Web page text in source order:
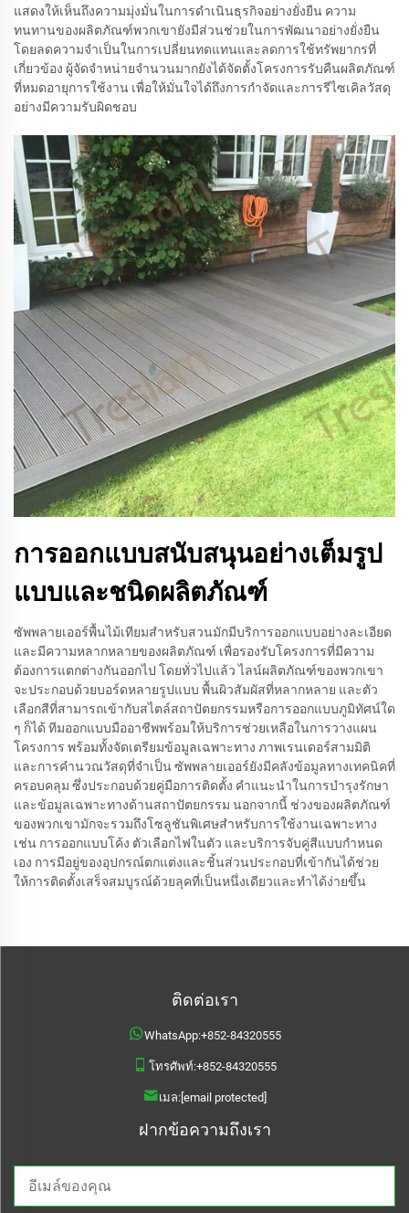
แสดงให้เห็นถึงความมุ่งมั่นในการดำเนินธุรกิจอย่างยั่งยืน ความ
ทนทานของผลิตภัณฑ์พวกเขายังมีส่วนช่วยในการพัฒนาอย่างยั่งยืน
โดยลดความจำเป็นในการเปลี่ยนทดแทนและลดการใช้ทรัพยากรที่
เกี่ยวข้อง ผู้จัดจำหน่ายจำนวนมากยังได้จัดตั้งโครงการรับคืนผลิตภัณฑ์
ที่หมดอายุการใช้งาน เพื่อให้มั่นใจได้ถึงการกำจัดและการรีไซเคิลวัสดุ
อย่างมีความรับผิดชอบ
การออกแบบสนับสนุนอย่างเต็มรูป
แบบและชนิดผลิตภัณฑ์
ซัพพลายเออร์พื้นไม้เทียมสำหรับสวนมักมีบริการออกแบบอย่างละเอียด
และมีความหลากหลายของผลิตภัณฑ์ เพื่อรองรับโครงการที่มีความ
ต้องการแตกต่างกันออกไป โดยทั่วไปแล้ว ไลน์ผลิตภัณฑ์ของพวกเขา
จะประกอบด้วยบอร์ดหลายรูปแบบ พื้นผิวสัมผัสที่หลากหลาย และตัว
เลือกสีที่สามารถเข้ากับสไตล์สถาปัตยกรรมหรือการออกแบบภูมิทัศน์ใด
ๆ ก็ได้ ทีมออกแบบมืออาชีพพร้อมให้บริการช่วยเหลือในการวางแผน
โครงการ พร้อมทั้งจัดเตรียมข้อมูลเฉพาะทาง ภาพเรนเดอร์สามมิติ
และการคำนวณวัสดุที่จำเป็น ซัพพลายเออร์ยังมีคลังข้อมูลทางเทคนิคที่
ครอบคลุม ซึ่งประกอบด้วยคู่มือการติดตั้ง คำแนะนำในการบำรุงรักษา
และข้อมูลเฉพาะทางด้านสถาปัตยกรรม นอกจากนี้ ช่วงของผลิตภัณฑ์
ของพวกเขามักจะรวมถึงโซลูชันพิเศษสำหรับการใช้งานเฉพาะทาง
เช่น การออกแบบโค้ง ตัวเลือกไฟในตัว และบริการจับคู่สีแบบกำหนด
เอง การมีอยู่ของอุปกรณ์ตกแต่งและชิ้นส่วนประกอบที่เข้ากันได้ช่วย
ให้การติดตั้งเสร็จสมบูรณ์ด้วยลุคที่เป็นหนึ่งเดียวและทำได้ง่ายขึ้น
ติดต่อเรา
WhatsApp:+852-84320555
โทรศัพท์:+852-84320555
เมล:[email protected]
ฝากข้อความถึงเรา